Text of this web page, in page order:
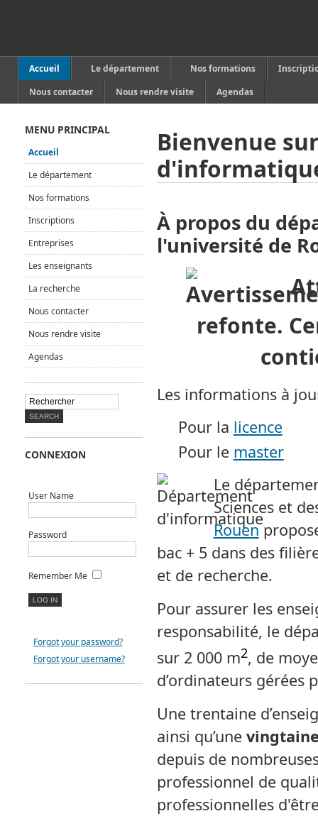
Accueil Le département Nos formations
Nous contacter
Nous rendre visite Agendas
Bienvenue
À propos du
l'université de
refonte.
Les informations à
Pour la licence
Pour le master
Le
Sciences et
Rouen
bac + 5 dans des
et de recherche.
Pour assurer les
responsabilité, le
sur 2 000 m2, de
d’ordinateurs gérées
Une trentaine
ainsi qu’une
depuis de
professionnel de
professionnelles
MENU PRINCIPAL
Accueil
Le département
Nos formations
Inscriptions
Entreprises
Les enseignants
La recherche
Nous contacter
Nous rendre visite
Agendas
CONNEXION
User Name
Password
Remember Me
Forgot your password?
Forgot your username?